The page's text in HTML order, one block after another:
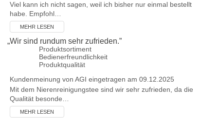
Viel kann ich nicht sagen, weil ich bisher nur einmal bestellt
habe. Empfohl…
MEHR LESEN
„Wir sind rundum sehr zufrieden.”
Produktsortiment
Bedienerfreundlichkeit
Produktqualität
Kundenmeinung von AGI eingetragen am 09.12.2025
Mit dem Nierenreinigungstee sind wir sehr zufrieden, da die
Qualität besonde…
MEHR LESEN